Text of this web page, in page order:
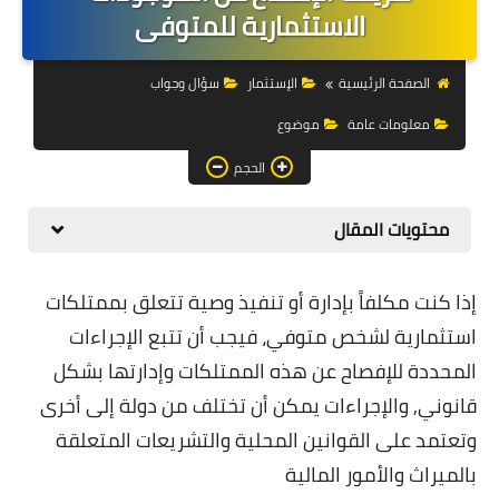
التجارة الالكترونية
التسويق
وظائف
المواقع
زيادة متابعين
العملات المشفرة
الاستثمارية للمتوفى
الصفحة الرئيسية الإستثمار
سؤال وجواب
معلومات عامة
موضوع
الحجم
محتويات المقال
إذا كنت مكلفاً بإدارة أو تنفيذ وصية تتعلق بممتلكات
استثمارية لشخص متوفي، فيجب أن تتبع الإجراءات
المحددة للإفصاح عن هذه الممتلكات وإدارتها بشكل
قانوني, والإجراءات يمكن أن تختلف من دولة إلى أخرى
وتعتمد على القوانين المحلية والتشريعات المتعلقة
بالميراث والأمور المالية